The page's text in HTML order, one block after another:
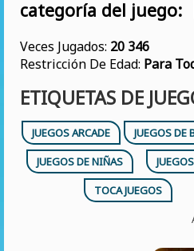
categoría del juego:
Veces Jugados: 20 346
Restricción De Edad: Para
ETIQUETAS DE
JUEGOS ARCADE JUEGOS DE
JUEGOS DE NIÑAS
TOCA JUEGOS